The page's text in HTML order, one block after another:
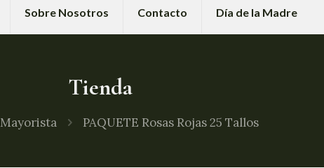
Sobre Nosotros Contacto Día de la Madre
Tienda
Mayorista PAQUETE Rosas Rojas 25 Tallos